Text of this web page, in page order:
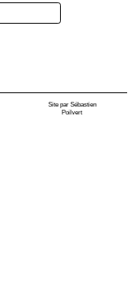
Site par Sébastien
Poilvert